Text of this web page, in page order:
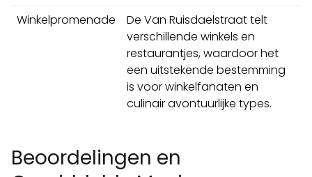
Winkelpromenade
De Van Ruisdaelstraat telt
verschillende winkels en
restaurantjes, waardoor het
een uitstekende bestemming
is voor winkelfanaten en
culinair avontuurlijke types.
Beoordelingen en